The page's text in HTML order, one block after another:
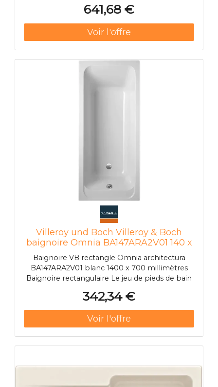
Ne fait pas partie de la livraison:: Vidage/trop-
plein prolongé nécessaire., Diamètre: 52 mm,
Parois de baignoires et de douches
correspondantes: Subway portes pivotantes,
Squaro portes pivotantes, Description:
Baignoire, Quaryl®, 01 blanc, 8712335286944
641,68 €
Villeroy und Boch Villeroy & Boch
baignoire Omnia BA147ARA2V01 140 x
70 cm, blanc, sans pieds
Baignoire VB rectangle Omnia architectura
BA147ARA2V01 blanc 1400 x 700 millimètres
Baignoire rectangulaire Le jeu de pieds de bain
342,34 €